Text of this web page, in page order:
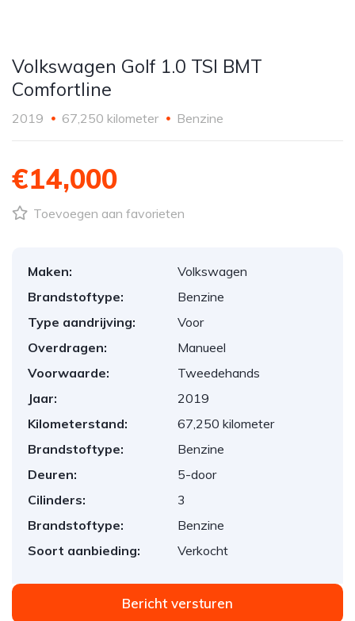
Volkswagen Golf 1.0 TSI BMT
Comfortline
2019 67,250 kilometer Benzine
€14,000
Toevoegen aan favorieten
Maken:
Volkswagen
Brandstoftype:
Benzine
Type aandrijving:
Voor
Overdragen:
Manueel
Voorwaarde:
Tweedehands
Jaar:
2019
Kilometerstand:
67,250 kilometer
Brandstoftype:
Benzine
Deuren:
5-door
Cilinders:
3
Brandstoftype:
Benzine
Soort aanbieding:
Verkocht
Bericht versturen